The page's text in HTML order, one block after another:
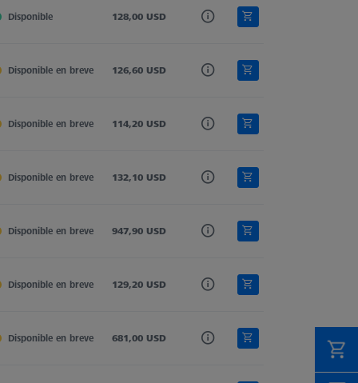
4,0 602030-0006-000
Disponible 128,00 USD
4,0 602030-0005-000
Disponible en breve 126,60 USD
3,0 626115-5000-406
Disponible en breve 114,20 USD
4,0 602030-0011-000
Disponible en breve 132,10 USD
5,0 626101-2001-005
Disponible en breve 947,90 USD
4,0 602030-0010-000
Disponible en breve 129,20 USD
4,0 626101-6000-004
Disponible en breve 681,00 USD